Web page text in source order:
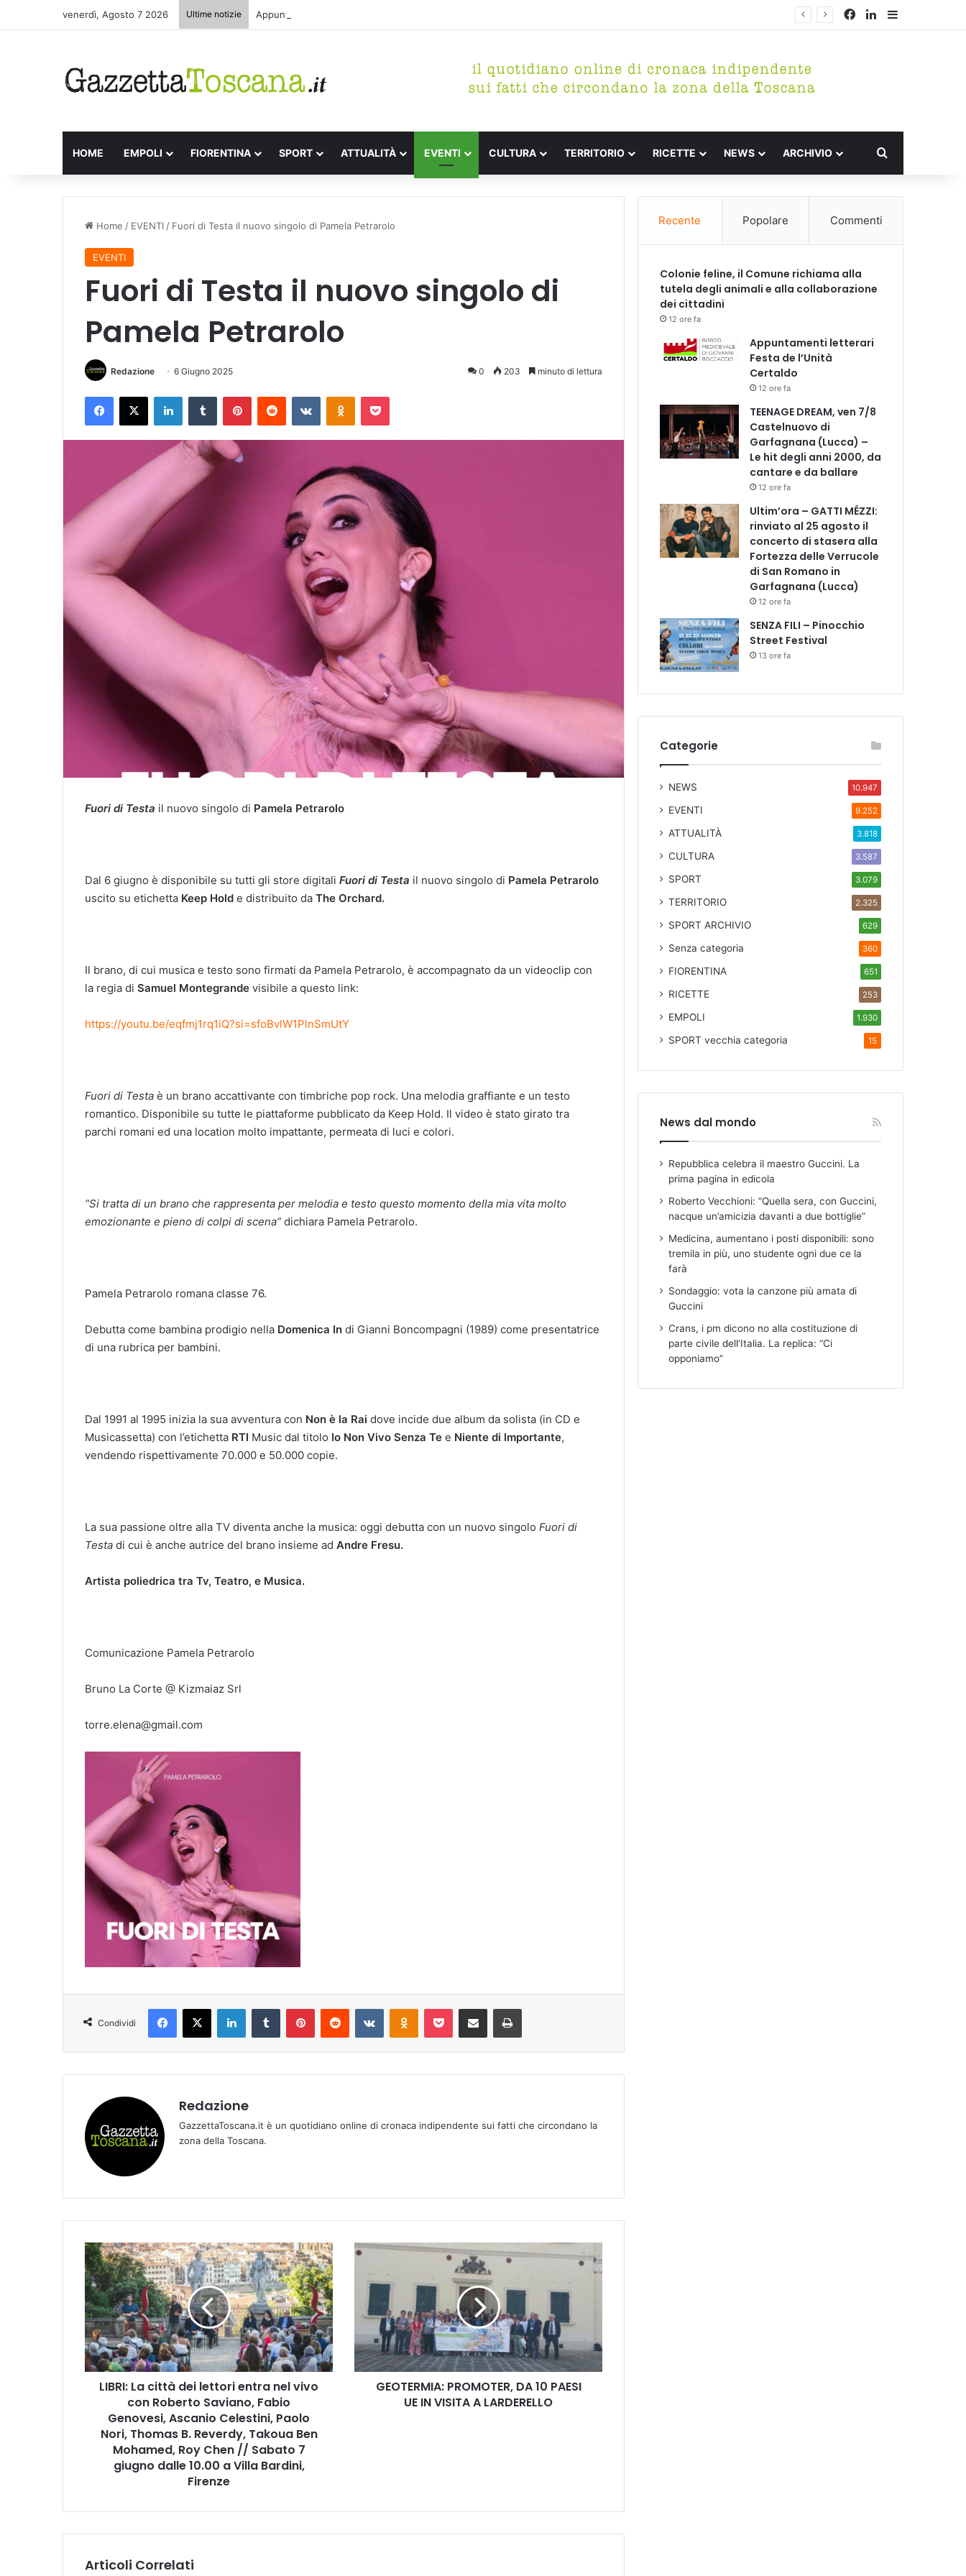
venerdì, Agosto 7 2026 Ultime notizie Appuntamenti letterari Festa de l’Unità Certaldo Facebook
LinkedIn
HOME EMPOLI FIORENTINA SPORT ATTUALITÀ EVENTI CULTURA TERRITORIO RICETTE NEWS ARCHIVIO
Home / EVENTI / Fuori di Testa il nuovo singolo di Pamela Petrarolo
EVENTI
Fuori di Testa il nuovo singolo di
Pamela Petrarolo
Redazione 6 Giugno 2025 0 203 minuto di lettura
Fuori di Testa il nuovo singolo di Pamela Petrarolo
Dal 6 giugno è disponibile su tutti gli store digitali Fuori di Testa il nuovo singolo di Pamela Petrarolo
uscito su etichetta Keep Hold e distribuito da The Orchard.
Il brano, di cui musica e testo sono firmati da Pamela Petrarolo, è accompagnato da un videoclip con
la regia di Samuel Montegrande visibile a questo link:
https://youtu.be/eqfmj1rq1iQ?si=sfoBvlW1PlnSmUtY
Fuori di Testa è un brano accattivante con timbriche pop rock. Una melodia graffiante e un testo
romantico. Disponibile su tutte le piattaforme pubblicato da Keep Hold. Il video è stato girato tra
parchi romani ed una location molto impattante, permeata di luci e colori.
“Si tratta di un brano che rappresenta per melodia e testo questo momento della mia vita molto
emozionante e pieno di colpi di scena” dichiara Pamela Petrarolo.
Pamela Petrarolo romana classe 76.
Debutta come bambina prodigio nella Domenica In di Gianni Boncompagni (1989) come presentatrice
di una rubrica per bambini.
Dal 1991 al 1995 inizia la sua avventura con Non è la Rai dove incide due album da solista (in CD e
Musicassetta) con l’etichetta RTI Music dal titolo Io Non Vivo Senza Te e Niente di Importante,
vendendo rispettivamente 70.000 e 50.000 copie.
La sua passione oltre alla TV diventa anche la musica: oggi debutta con un nuovo singolo Fuori di
Testa di cui è anche autrice del brano insieme ad Andre Fresu.
Artista poliedrica tra Tv, Teatro, e Musica.
Comunicazione Pamela Petrarolo
Bruno La Corte @ Kizmaiaz Srl
torre.elena@gmail.com
Condividi
Redazione
GazzettaToscana.it è un quotidiano online di cronaca indipendente sui fatti che circondano la
zona della Toscana.
L
I
B
R
I
:
L
a
c
t
r
LIBRI: La città dei lettori entra nel vivo
con Roberto Saviano, Fabio
Genovesi, Ascanio Celestini, Paolo
Nori, Thomas B. Reverdy, Takoua Ben
Mohamed, Roy Chen // Sabato 7
giugno dalle 10.00 a Villa Bardini,
Firenze
G
I
A
D
GEOTERMIA: PROMOTER, DA 10 PAESI
UE IN VISITA A LARDERELLO
Articoli Correlati
Recente Popolare Commenti
Colonie feline, il Comune richiama alla
tutela degli animali e alla collaborazione
dei cittadini
12 ore fa
Appuntamenti letterari
Festa de l’Unità
Certaldo
12 ore fa
TEENAGE DREAM, ven 7/8
Castelnuovo di
Garfagnana (Lucca) –
Le hit degli anni 2000, da
cantare e da ballare
12 ore fa
Ultim’ora – GATTI MÉZZI:
rinviato al 25 agosto il
concerto di stasera alla
Fortezza delle Verrucole
di San Romano in
Garfagnana (Lucca)
12 ore fa
SENZA FILI – Pinocchio
Street Festival
13 ore fa
Categorie
NEWS 10.947
EVENTI 9.252
ATTUALITÀ 3.818
CULTURA 3.587
SPORT 3.079
TERRITORIO 2.325
SPORT ARCHIVIO 629
Senza categoria 360
FIORENTINA 651
RICETTE 253
EMPOLI 1.930
SPORTvecchia categoria 15
News dal mondo
Repubblica celebra il maestro Guccini. La
prima pagina in edicola
Roberto Vecchioni: “Quella sera, con Guccini,
nacque un’amicizia davanti a due bottiglie”
Medicina, aumentano i posti disponibili: sono
tremila in più, uno studente ogni due ce la
farà
Sondaggio: vota la canzone più amata di
Guccini
Crans, i pm dicono no alla costituzione di
parte civile dell’Italia. La replica: “Ci
opponiamo”